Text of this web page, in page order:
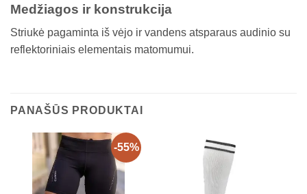
Medžiagos ir konstrukcija
Striukė pagaminta iš vėjo ir vandens atsparaus audinio su
reflektoriniais elementais matomumui.
PANAŠŪS PRODUKTAI
-55%